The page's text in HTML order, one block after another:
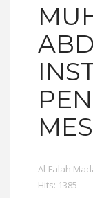
Al-Falah
Hits: 1385